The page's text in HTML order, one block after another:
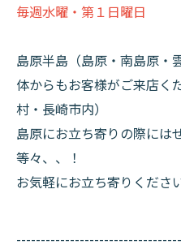
毎週水曜・第１日曜日
島原半島（島原・南島原・
体からもお客様がご来店く
村・長崎市内）
島原にお立ち寄りの際には
等々、、！
お気軽にお立ち寄りくださ